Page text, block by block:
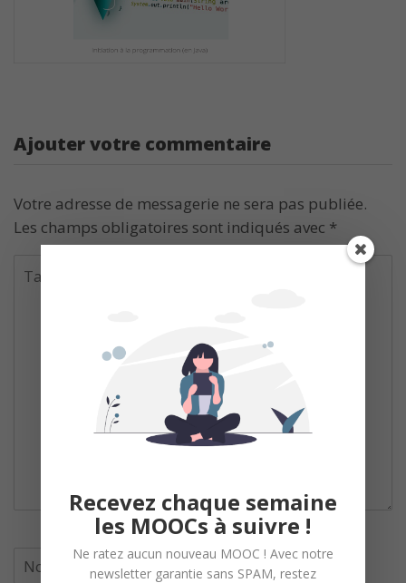
Ajouter votre commentaire
Votre adresse de messagerie ne sera pas publiée.
Les champs obligatoires sont indiqués avec *
Recevez chaque semaine
les MOOCs à suivre !
Ne ratez aucun nouveau MOOC ! Avec notre
newsletter garantie sans SPAM, restez